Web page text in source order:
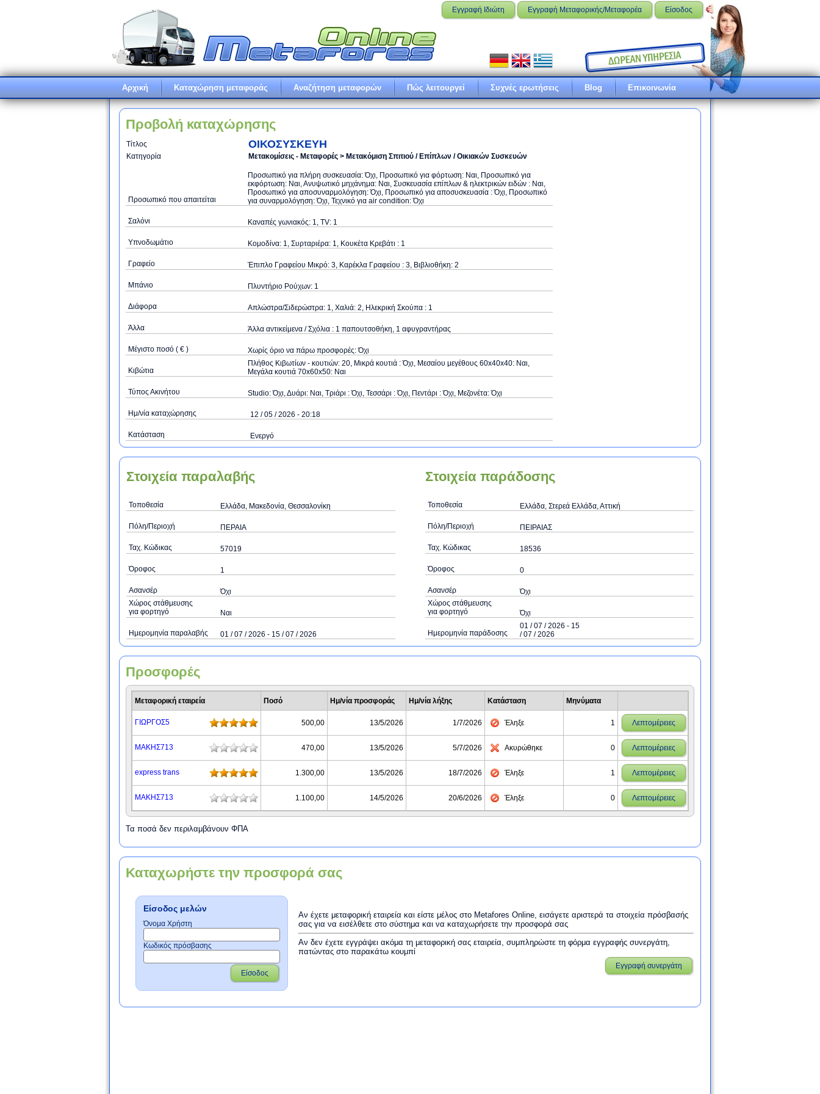
Εγγραφή Ιδιώτη Εγγραφή Μεταφορικής/Μεταφορέα Είσοδος
Αρχική Καταχώρηση μεταφοράς Αναζήτηση μεταφορών Πώς λειτουργεί Συχνές ερωτήσεις Blog Επικοινωνία
Προβολή καταχώρησης
Τίτλος ΟΙΚΟΣΥΣΚΕΥΗ
Κατηγορία Μετακομίσεις - Μεταφορές > Μετακόμιση Σπιτιού / Επίπλων / Οικιακών Συσκευών
Προσωπικό που απαιτείται
Προσωπικό για πλήρη συσκευασία: Όχι, Προσωπικό για φόρτωση: Ναι, Προσωπικό για
εκφόρτωση: Ναι, Ανυψωτικό μηχάνημα: Ναι, Συσκευασία επίπλων & ηλεκτρικών ειδών : Ναι,
Προσωπικό για αποσυναρμολόγηση: Όχι, Προσωπικό για αποσυσκευασία : Όχι, Προσωπικό
για συναρμολόγηση: Όχι, Τεχνικό για air condition: Όχι
Σαλόνι Καναπές γωνιακός: 1, TV: 1
Υπνοδωμάτιο Κομοδίνα: 1, Συρταριέρα: 1, Κουκέτα Κρεβάτι : 1
Γραφείο Έπιπλο Γραφείου Μικρό: 3, Καρέκλα Γραφείου : 3, Βιβλιοθήκη: 2
Μπάνιο Πλυντήριο Ρούχων: 1
Διάφορα Απλώστρα/Σιδερώστρα: 1, Χαλιά: 2, Ηλεκρική Σκούπα : 1
Άλλα Άλλα αντικείμενα / Σχόλια : 1 παπουτσοθήκη, 1 αφυγραντήρας
Μέγιστο ποσό ( € ) Xωρίς όριο να πάρω προσφορές: Όχι
Κιβώτια
Πλήθος Κιβωτίων - κουτιών: 20, Μικρά κουτιά : Όχι, Μεσαίου μεγέθους 60x40x40: Ναι,
Μεγάλα κουτιά 70x60x50: Ναι
Τύπος Ακινήτου Studio: Όχι, Δυάρι: Ναι, Τριάρι : Όχι, Τεσσάρι : Όχι, Πεντάρι : Όχι, Μεζονέτα: Όχι
Ημ/νία καταχώρησης 12 / 05 / 2026 - 20:18
Κατάσταση Ενεργό
Στοιχεία παραλαβής
Τοποθεσία Ελλάδα, Μακεδονία, Θεσσαλονίκη
Πόλη/Περιοχή ΠΕΡΑΙΑ
Ταχ. Κώδικας 57019
Όροφος 1
Ασανσέρ
Όχι
Χώρος στάθμευσης
για φορτηγό
Ναι
Ημερομηνία παραλαβής 01 / 07 / 2026 - 15 / 07 / 2026
Στοιχεία παράδοσης
Τοποθεσία Ελλάδα, Στερεά Ελλάδα, Αττική
Πόλη/Περιοχή ΠΕΙΡΑΙΑΣ
Ταχ. Κώδικας 18536
Όροφος 0
Ασανσέρ
Όχι
Χώρος στάθμευσης
για φορτηγό
Όχι
Ημερομηνία παράδοσης
01 / 07 / 2026 - 15
/ 07 / 2026
Προσφορές
Μεταφορική εταιρεία Ποσό Ημ/νία προσφοράς Ημ/νία λήξης Κατάσταση Μηνύματα
ΓΙΩΡΓΟΣ5 500,00 13/5/2026 1/7/2026 Έληξε 1 Λεπτομέρειες
ΜΑΚΗΣ713 470,00 13/5/2026 5/7/2026 Ακυρώθηκε 0 Λεπτομέρειες
express trans 1.300,00 13/5/2026 18/7/2026 Έληξε 1 Λεπτομέρειες
ΜΑΚΗΣ713 1.100,00 14/5/2026 20/6/2026 Έληξε 0 Λεπτομέρειες
Τα ποσά δεν περιλαμβάνουν ΦΠΑ
Καταχωρήστε την προσφορά σας
Είσοδος μελών
Όνομα Χρήστη
Κωδικός πρόσβασης
Είσοδος
Αν έχετε μεταφορική εταιρεία και είστε μέλος στο Metafores Online, εισάγετε αριστερά τα στοιχεία πρόσβασής
σας για να εισέλθετε στο σύστημα και να καταχωρήσετε την προσφορά σας
Αν δεν έχετε εγγράψει ακόμα τη μεταφορική σας εταιρεία, συμπληρώστε τη φόρμα εγγραφής συνεργάτη,
πατώντας στο παρακάτω κουμπί
Εγγραφή συνεργάτη